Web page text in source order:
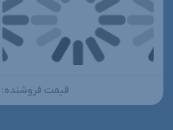
قیمت فروشنده: